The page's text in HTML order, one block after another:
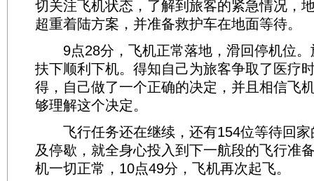
切关注飞机状态，了解到旅客的紧急情况，
超重着陆方案，并准备救护车在地面等待。
9点28分，飞机正常落地，滑回停机位。
扶下顺利下机。得知自己为旅客争取了医疗
得，自己做了一个正确的决定，并且相信飞
够理解这个决定。
飞行任务还在继续，还有154位等待回家
及停歇，就全身心投入到下一航段的飞行准
机一切正常，10点49分，飞机再次起飞。